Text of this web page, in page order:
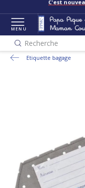
C'est
MENU
Recherche
Etiquette bagage